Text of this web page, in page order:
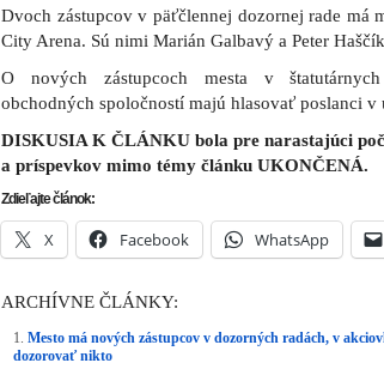
Dvoch zástupcov v päťčlennej dozornej rade má
City Arena. Sú nimi Marián Galbavý a Peter
O nových zástupcoch mesta v
obchodných spoločností majú hlasovať poslanci v
DISKUSIA K ČLÁNKU bola pre narastajúci
a príspevkov mimo témy článku UKONČENÁ.
Zdieľajte článok:
X Facebook WhatsApp
ARCHÍVNE ČLÁNKY:
Mesto má nových zástupcov v dozorných radách, v
dozorovať nikto